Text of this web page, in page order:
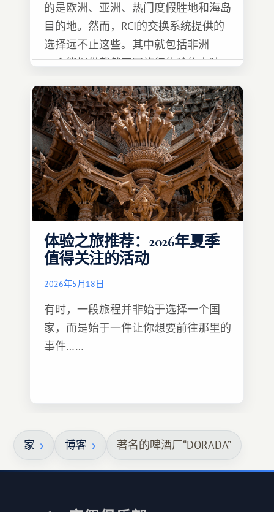
的是欧洲、亚洲、热门度假胜地和海岛
目的地。然而，RCI的交换系统提供的
选择远不止这些。其中就包括非洲——
一个能提供截然不同旅行体验的大陆。
体验之旅推荐：2026年夏季
值得关注的活动
2026年5月18日
有时，一段旅程并非始于选择一个国
家，而是始于一件让你想要前往那里的
事件……
家 博客 著名的啤酒厂“DORADA”